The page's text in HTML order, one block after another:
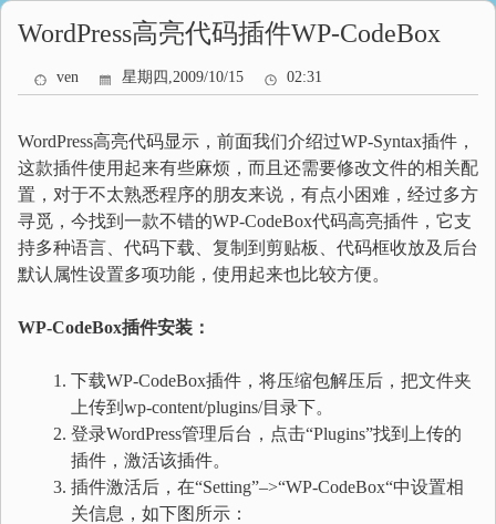
WordPress高亮代码插件WP-CodeBox
ven 星期四,2009/10/15 02:31
WordPress高亮代码显示，前面我们介绍过WP-Syntax插件，
这款插件使用起来有些麻烦，而且还需要修改文件的相关配
置，对于不太熟悉程序的朋友来说，有点小困难，经过多方
寻觅，今找到一款不错的WP-CodeBox代码高亮插件，它支
持多种语言、代码下载、复制到剪贴板、代码框收放及后台
默认属性设置多项功能，使用起来也比较方便。
WP-CodeBox插件安装：
下载WP-CodeBox插件，将压缩包解压后，把文件夹
上传到wp-content/plugins/目录下。
登录WordPress管理后台，点击“Plugins”找到上传的
插件，激活该插件。
插件激活后，在“Setting”–>“WP-CodeBox“中设置相
关信息，如下图所示：